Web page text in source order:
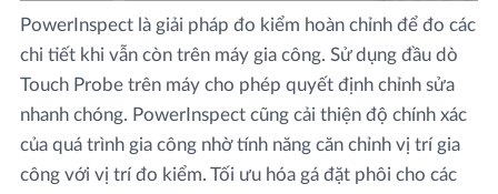
PowerInspect là giải pháp đo kiểm hoàn chỉnh để đo các
chi tiết khi vẫn còn trên máy gia công. Sử dụng đầu dò
Touch Probe trên máy cho phép quyết định chỉnh sửa
nhanh chóng. PowerInspect cũng cải thiện độ chính xác
của quá trình gia công nhờ tính năng căn chỉnh vị trí gia
công với vị trí đo kiểm. Tối ưu hóa gá đặt phôi cho các